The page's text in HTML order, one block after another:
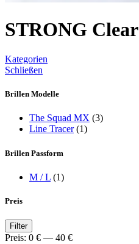
STRONG Clear
Kategorien
Schließen
Brillen Modelle
The Squad MX (3)
Line Tracer (1)
Brillen Passform
M / L (1)
Preis
Min.
Preis
Max.
Preis
Filter
Preis: 0 € — 40 €